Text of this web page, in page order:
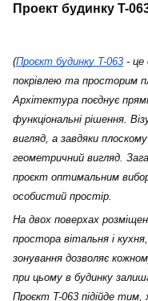
Проект будинку T-
(Проєкт будинку T-063 - це
покрівлею та просторим
Архітектура поєднує
функціональні рішення.
вигляд, а завдяки плоскому
геометричний вигляд.
проєкт оптимальним
особистий простір.
На двох поверхах
простора вітальня і
зонування дозволяє
при цьому в будинку
Проєкт T-063 підійде тим,